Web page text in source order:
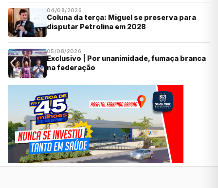
04/08/2026
Coluna da terça: Miguel se preserva para
disputar Petrolina em 2028
05/08/2026
Exclusivo | Por unanimidade, fumaça branca
na federação